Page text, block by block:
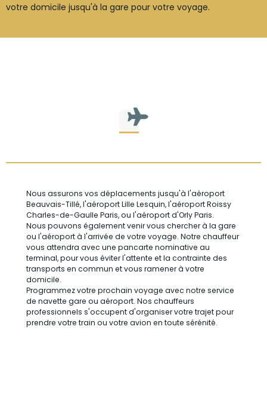
votre domicile jusqu'à la gare pour votre voyage.
Nous assurons vos déplacements jusqu'à l'aéroport
Beauvais-Tillé, l'aéroport Lille Lesquin, l'aéroport Roissy
Charles-de-Gaulle Paris, ou l'aéroport d'Orly Paris.
Nous pouvons également venir vous chercher à la gare
ou l'aéroport à l'arrivée de votre voyage. Notre chauffeur
vous attendra avec une pancarte nominative au
terminal, pour vous éviter l'attente et la contrainte des
transports en commun et vous ramener à votre
domicile.
Programmez votre prochain voyage avec notre service
de navette gare ou aéroport. Nos chauffeurs
professionnels s'occupent d'organiser votre trajet pour
prendre votre train ou votre avion en toute sérénité.